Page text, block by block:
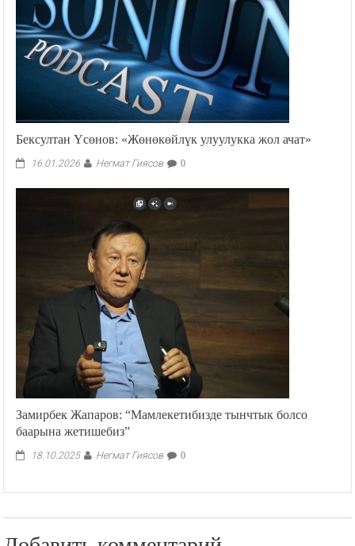
Бексултан Үсөнов: «Жөнөкөйлүк улуулукка жол ачат»
16.01.2026 Негмат Гиясов 0
Замирбек Жапаров: “Мамлекетибизде тынчтык болсо
баарына жетишебиз”
18.10.2025 Негмат Гиясов 0